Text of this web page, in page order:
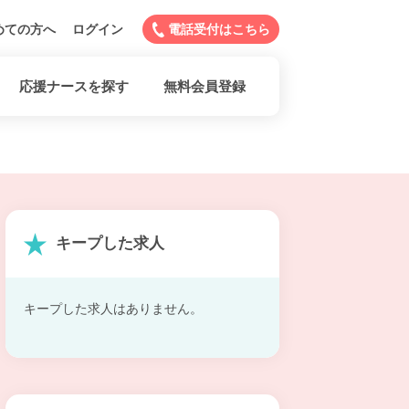
ての方へ ログイン 電話受付はこちら
応援ナースを探す 無料会員登録
キープした求人
キープした求人はありません。